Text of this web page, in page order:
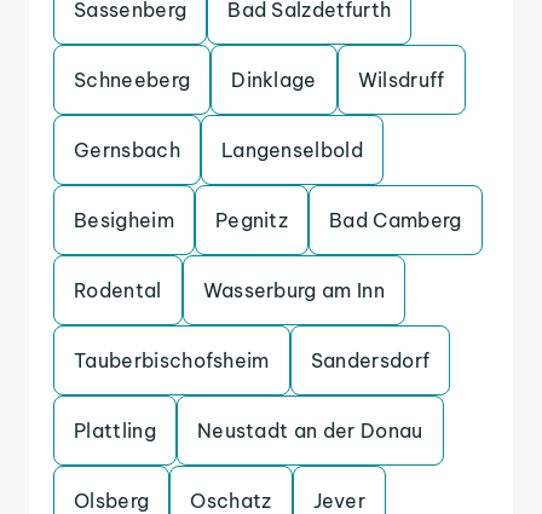
Sassenberg Bad Salzdetfurth
Schneeberg Dinklage Wilsdruff
Gernsbach Langenselbold
Besigheim Pegnitz Bad Camberg
Rodental Wasserburg am Inn
Tauberbischofsheim Sandersdorf
Plattling Neustadt an der Donau
Olsberg Oschatz Jever